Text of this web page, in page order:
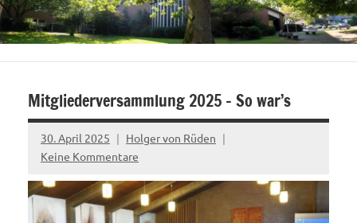
Mitgliederversammlung 2025 – So war’s
30. April 2025
Holger von Rüden
Keine Kommentare